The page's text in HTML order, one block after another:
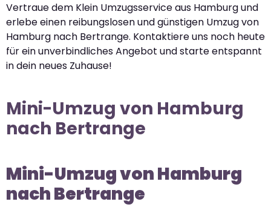
Vertraue dem Klein Umzugsservice aus Hamburg und
erlebe einen reibungslosen und günstigen Umzug von
Hamburg nach Bertrange. Kontaktiere uns noch heute
für ein unverbindliches Angebot und starte entspannt
in dein neues Zuhause!
Mini-Umzug von Hamburg
nach Bertrange
Mini-Umzug von Hamburg
nach Bertrange